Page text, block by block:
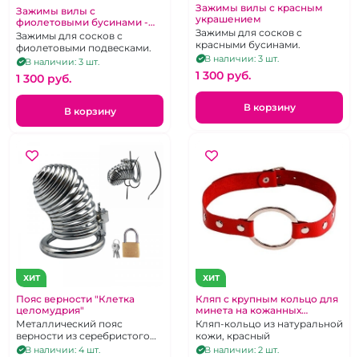
Зажимы вилы с
фиолетовыми бусинами -
украшением
Зажимы для сосков с
фиолетовыми подвесками.
В наличии: 3 шт.
1 300 pуб.
В корзину
Зажимы вилы с красным
украшением
Зажимы для сосков с
красными бусинами.
В наличии: 3 шт.
1 300 pуб.
В корзину
ХИТ
Пояс верности "Клетка
целомудрия"
Металлический пояс
верности из серебристого
металла.
В наличии: 4 шт.
ХИТ
Кляп с крупным кольцо для
минета на кожанных
красных ремнях
Кляп-кольцо из натуральной
кожи, красный
В наличии: 2 шт.